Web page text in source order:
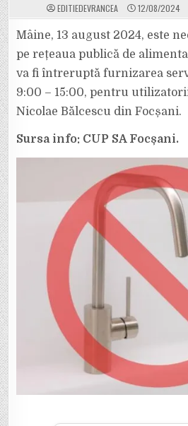
EDITIEDEVRANCEA 12/08/2024
Mâine, 13 august 2024, este
pe rețeaua publică de
va fi întreruptă furnizarea
9:00 – 15:00, pentru
Nicolae Bălcescu din Focșani.
Sursa info: CUP SA Focșani.